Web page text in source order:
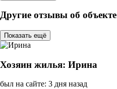
Другие отзывы об объекте
Показать ещё
Хозяин жилья: Ирина
был на сайте: 3 дня назад